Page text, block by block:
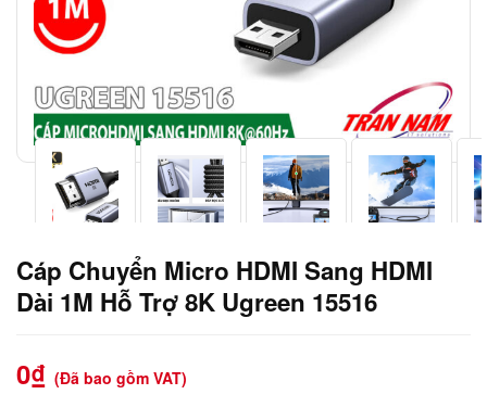
Cáp Chuyển Micro HDMI Sang HDMI
Dài 1M Hỗ Trợ 8K Ugreen 15516
0₫ (Đã bao gồm VAT)